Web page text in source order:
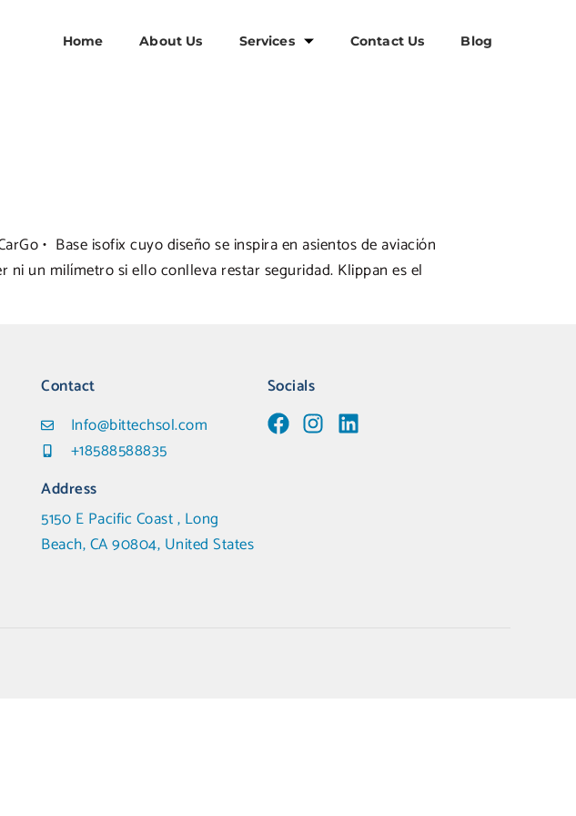
Home About Us Services Contact Us Blog
•⁠ ⁠Base isofix cuyo diseño se inspira en asientos de aviación
un milímetro si ello conlleva restar seguridad. Klippan es el
Contact
Info@bittechsol.com
+18588588835
Address
5150 E Pacific Coast , Long
Beach, CA 90804, United States
Socials